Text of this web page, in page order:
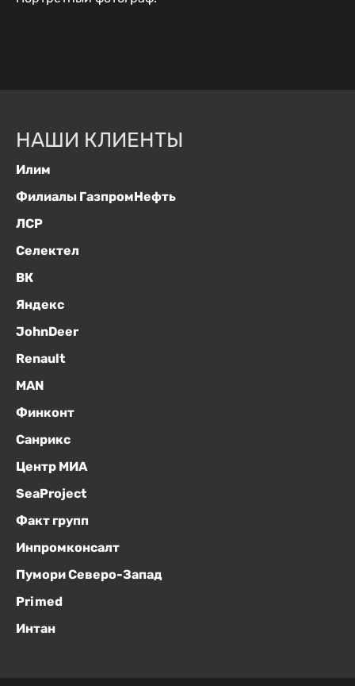
НАШИ КЛИЕНТЫ
Илим
Филиалы ГазпромНефть
ЛСР
Селектел
ВК
Яндекс
JohnDeer
Renault
MAN
Финконт
Санрикс
Центр МИА
SeaProject
Факт групп
Инпромконсалт
Пумори Северо-Запад
Primed
Интан